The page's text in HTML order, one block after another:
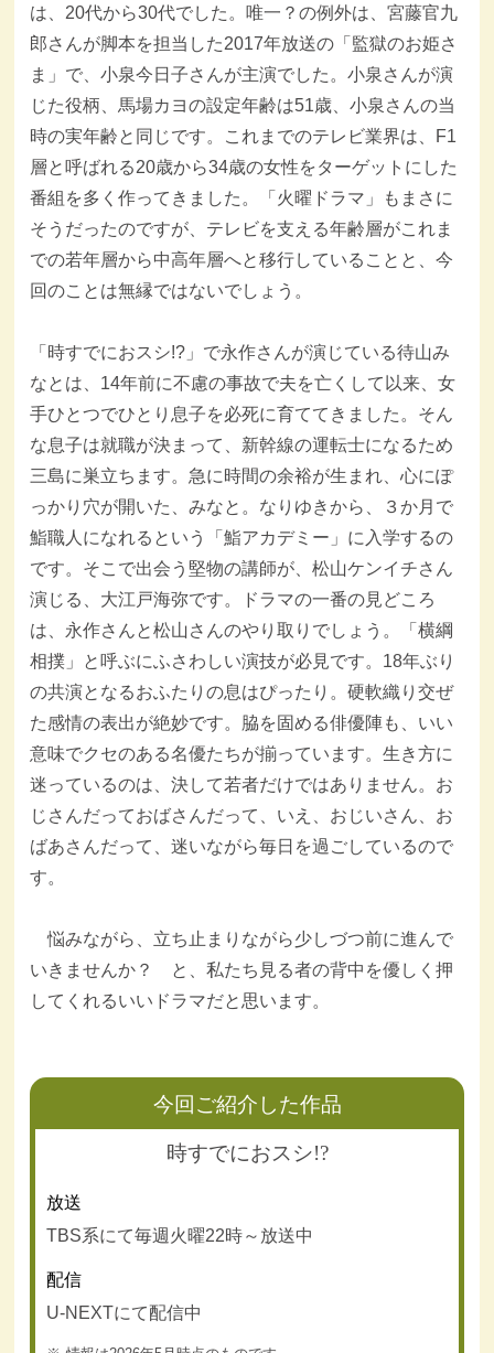
は、20代から30代でした。唯一？の例外は、宮藤官九
郎さんが脚本を担当した2017年放送の「監獄のお姫さ
ま」で、小泉今日子さんが主演でした。小泉さんが演
じた役柄、馬場カヨの設定年齢は51歳、小泉さんの当
時の実年齢と同じです。これまでのテレビ業界は、F1
層と呼ばれる20歳から34歳の女性をターゲットにした
番組を多く作ってきました。「火曜ドラマ」もまさに
そうだったのですが、テレビを支える年齢層がこれま
での若年層から中高年層へと移行していることと、今
回のことは無縁ではないでしょう。
「時すでにおスシ!?」で永作さんが演じている待山み
なとは、14年前に不慮の事故で夫を亡くして以来、女
手ひとつでひとり息子を必死に育ててきました。そん
な息子は就職が決まって、新幹線の運転士になるため
三島に巣立ちます。急に時間の余裕が生まれ、心にぽ
っかり穴が開いた、みなと。なりゆきから、３か月で
鮨職人になれるという「鮨アカデミー」に入学するの
です。そこで出会う堅物の講師が、松山ケンイチさん
演じる、大江戸海弥です。ドラマの一番の見どころ
は、永作さんと松山さんのやり取りでしょう。「横綱
相撲」と呼ぶにふさわしい演技が必見です。18年ぶり
の共演となるおふたりの息はぴったり。硬軟織り交ぜ
た感情の表出が絶妙です。脇を固める俳優陣も、いい
意味でクセのある名優たちが揃っています。生き方に
迷っているのは、決して若者だけではありません。お
じさんだっておばさんだって、いえ、おじいさん、お
ばあさんだって、迷いながら毎日を過ごしているので
す。
悩みながら、立ち止まりながら少しづつ前に進んで
いきませんか？ と、私たち見る者の背中を優しく押
してくれるいいドラマだと思います。
今回ご紹介した作品
時すでにおスシ!?
放送
TBS系にて毎週火曜22時～放送中
配信
U-NEXTにて配信中